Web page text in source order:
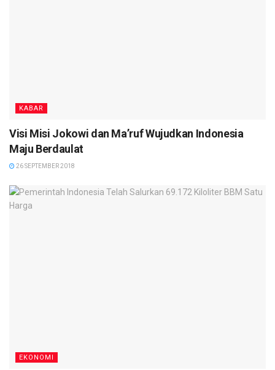
KABAR
Visi Misi Jokowi dan Ma’ruf Wujudkan Indonesia
Maju Berdaulat
26 SEPTEMBER 2018
EKONOMI